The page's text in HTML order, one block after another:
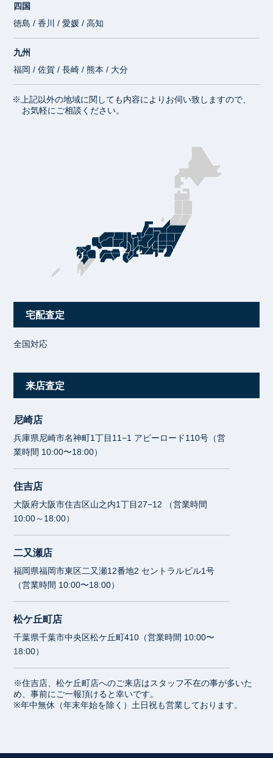
四国
徳島 / 香川 / 愛媛 / 高知
九州
福岡 / 佐賀 / 長崎 / 熊本 / 大分
※上記以外の地域に関しても内容によりお伺い致しますので、
お気軽にご相談ください。
宅配査定
全国対応
来店査定
尼崎店
兵庫県尼崎市名神町1丁目11−1 アビーロード110号（営
業時間 10:00〜18:00）
住吉店
大阪府大阪市住吉区山之内1丁目27−12 （営業時間
10:00～18:00）
二又瀬店
福岡県福岡市東区二又瀬12番地2 セントラルビル1号
（営業時間 10:00〜18:00）
松ケ丘町店
千葉県千葉市中央区松ケ丘町410（営業時間 10:00〜
18:00）
※住吉店、松ケ丘町店へのご来店はスタッフ不在の事が多いた
め、事前にご一報頂けると幸いです。
※年中無休（年末年始を除く）土日祝も営業しております。